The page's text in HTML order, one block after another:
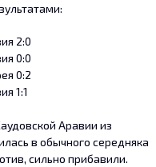
2:0
0:0
0:2
1:1
Аравии из
в обычного середняка
сильно прибавили.